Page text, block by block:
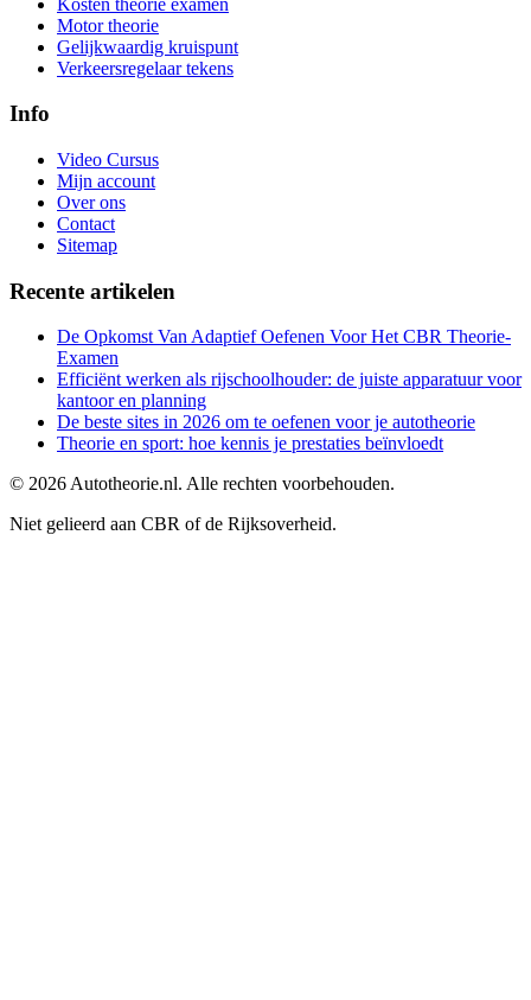
Motor theorie
Gelijkwaardig kruispunt
Verkeersregelaar tekens
Info
Video Cursus
Mijn account
Over ons
Contact
Sitemap
Recente artikelen
De Opkomst Van Adaptief Oefenen Voor Het CBR Theorie-
Examen
Efficiënt werken als rijschoolhouder: de juiste apparatuur voor
kantoor en planning
De beste sites in 2026 om te oefenen voor je autotheorie
Theorie en sport: hoe kennis je prestaties beïnvloedt
© 2026Autotheorie.nl. Alle rechten voorbehouden.
Niet gelieerd aan CBR of de Rijksoverheid.